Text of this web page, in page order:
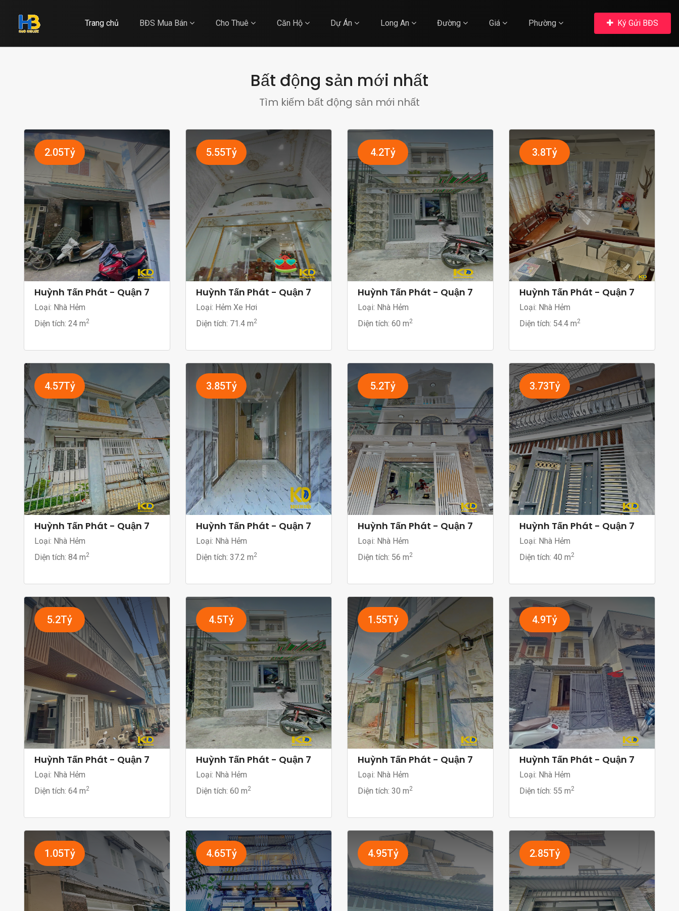
Trang chủ BĐS Mua Bán Cho Thuê Căn Hộ Dự Án Long An Đường Giá Phường Ký Gửi BĐS
Bất động sản mới nhất
Tìm kiếm bất động sản mới nhất
2.05Tỷ
Huỳnh Tấn Phát - Quận 7
Loại: Nhà Hẻm
Diện tích: 24 m2
5.55Tỷ
Huỳnh Tấn Phát - Quận 7
Loại: Hẻm Xe Hơi
Diện tích: 71.4 m2
4.2Tỷ
Huỳnh Tấn Phát - Quận 7
Loại: Nhà Hẻm
Diện tích: 60 m2
3.8Tỷ
Huỳnh Tấn Phát - Quận 7
Loại: Nhà Hẻm
Diện tích: 54.4 m2
4.57Tỷ
Huỳnh Tấn Phát - Quận 7
Loại: Nhà Hẻm
Diện tích: 84 m2
3.85Tỷ
Huỳnh Tấn Phát - Quận 7
Loại: Nhà Hẻm
Diện tích: 37.2 m2
5.2Tỷ
Huỳnh Tấn Phát - Quận 7
Loại: Nhà Hẻm
Diện tích: 56 m2
3.73Tỷ
Huỳnh Tấn Phát - Quận 7
Loại: Nhà Hẻm
Diện tích: 40 m2
5.2Tỷ
Huỳnh Tấn Phát - Quận 7
Loại: Nhà Hẻm
Diện tích: 64 m2
4.5Tỷ
Huỳnh Tấn Phát - Quận 7
Loại: Nhà Hẻm
Diện tích: 60 m2
1.55Tỷ
Huỳnh Tấn Phát - Quận 7
Loại: Nhà Hẻm
Diện tích: 30 m2
4.9Tỷ
Huỳnh Tấn Phát - Quận 7
Loại: Nhà Hẻm
Diện tích: 55 m2
1.05Tỷ 4.65Tỷ 4.95Tỷ 2.85Tỷ